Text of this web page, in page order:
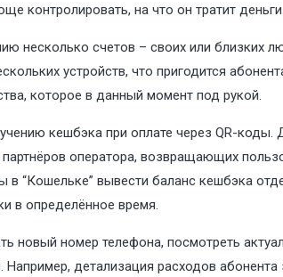
контролировать, на что он тратит деньги.
несколько счетов – своих или близких
устройств, что пригодится
которое в данный момент под рукой.
кешбэка при оплате через QR-
оператора, возвращающих
“Кошельке” вывести баланс кешбэка
в определённое время.
новый номер телефона, посмотреть
детализация расходов